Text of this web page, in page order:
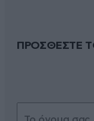
ΠΡΟΣΘΕΣΤΕ